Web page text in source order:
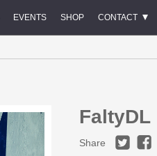
EVENTS SHOP CONTACT
FaltyDL
Share